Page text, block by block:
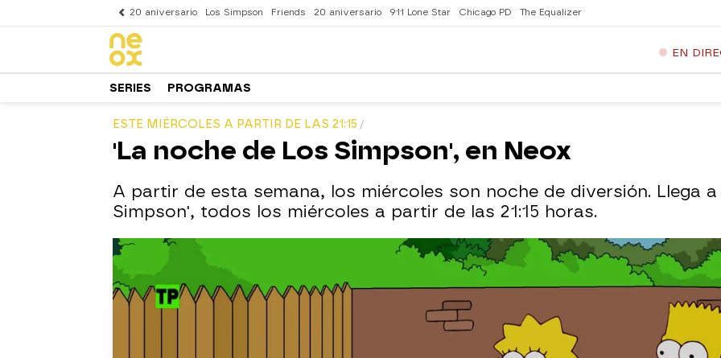
20 aniversario Los Simpson Friends 20 aniversario 911 Lone Star Chicago PD The Equalizer
EN
SERIES PROGRAMAS
ESTE MIÉRCOLES A PARTIR DE LAS 21:15
'La noche de Los Simpson', en Neox
A partir de esta semana, los miércoles son noche de diversión. Llega
Simpson', todos los miércoles a partir de las 21:15 horas.